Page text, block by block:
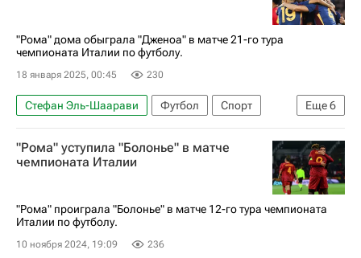
Серия А 2026-2027 (Чемпионат Италии по футболу)
"Рома" дома обыграла "Дженоа" в матче 21-го тура
чемпионата Италии по футболу.
18 января 2025, 00:45 230
Еще6
Стефан Эль-Шаарави Футбол
Спорт
Артём Довбик
Никола Леали
Дженоа
Рома
Удинезе
Серия А 2026-2027 (Чемпионат Италии по футболу)
"Рома" уступила "Болонье" в матче
чемпионата Италии
"Рома" проиграла "Болонье" в матче 12-го тура чемпионата
Италии по футболу.
10 ноября 2024, 19:09 236